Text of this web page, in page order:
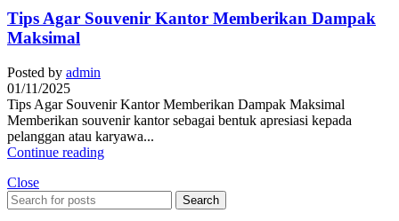
Tips Agar Souvenir Kantor Memberikan Dampak
Maksimal
Posted by admin
01/11/2025
Tips Agar Souvenir Kantor Memberikan Dampak Maksimal
Memberikan souvenir kantor sebagai bentuk apresiasi kepada
pelanggan atau karyawa...
Continue reading
Close
Search